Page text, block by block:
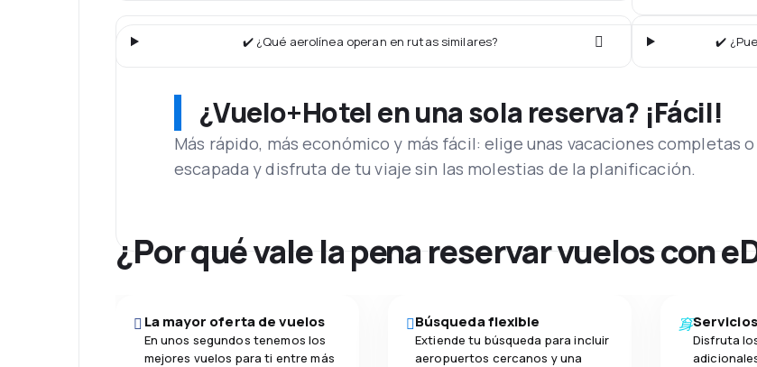
✔️ ¿Qué aerolínea operan en rutas similares? ✔️
¿Vuelo+Hotel en una sola reserva? ¡Fácil!
Más rápido, más económico y más fácil: elige unas vacaciones completas o
escapada y disfruta de tu viaje sin las molestias de la planificación.
¿Por qué vale la pena reservar vuelos con
La mayor oferta de vuelos
En unos segundos tenemos los
mejores vuelos para ti entre más
Búsqueda flexible
Extiende tu búsqueda para incluir
aeropuertos cercanos y una
Disfruta